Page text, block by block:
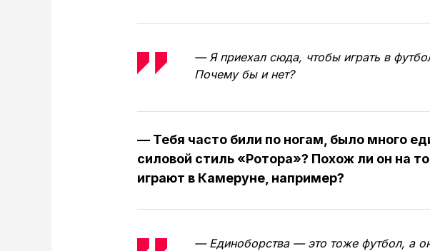
— Я приехал сюда, чтобы играть в
Почему бы и нет?
— Тебя часто били по ногам, было много
силовой стиль «Ротора»? Похож ли он на
играют в Камеруне, например?
— Единоборства — это тоже футбол, а